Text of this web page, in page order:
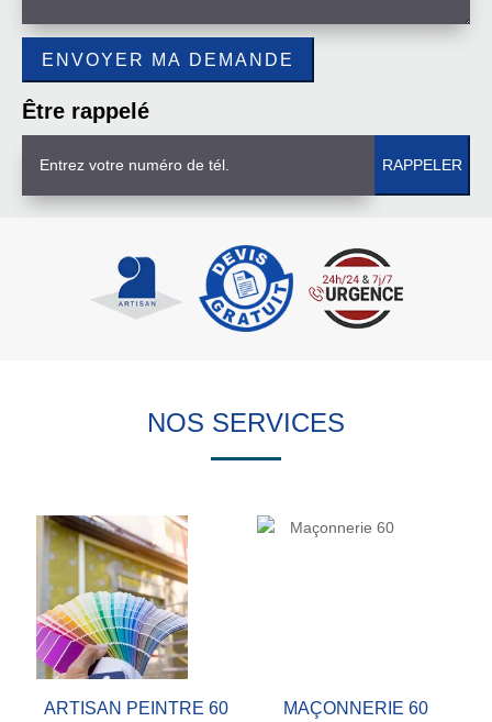
Être rappelé
NOS SERVICES
ARTISAN PEINTRE 60
MAÇONNERIE 60